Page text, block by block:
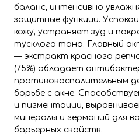
баланс, интенсивно
защитные функции.
кожу, устраняет зуд и
тусклого тона. Главный
— экстракт красного
(75%) обладает
противовоспалительным
борьбе с акне.
и пигментации,
минералы и германий для
барьерных свойств.